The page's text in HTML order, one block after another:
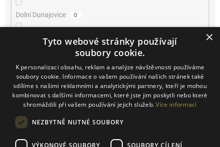
Dolní Dunajovice 0
Dolní Kounice 0
Horní Bojanovice 0
Josefov
×
Tyto webové stránky používají
soubory cookie.
K personalizaci obsahu, reklam a analýze návštěvnosti používáme
soubory cookie. Informace o vašem používání našich stránek také
sdílíme s našimi reklamními a analytickými partnery, kteří je mohou
kombinovat s dalšími informacemi, které jste jim poskytli nebo které
shromáždili při vašem používání jejich služeb.Více informací
NEZBYTNĚ NUTNÉ SOUBORY
VÝKONOVÉ SOUBORY SOUBORY CÍLENÍ